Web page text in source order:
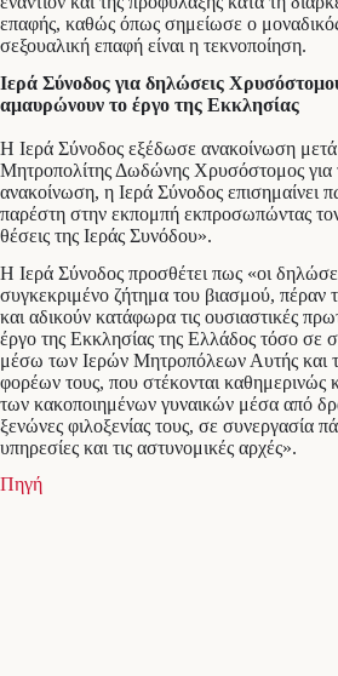
επαφής, καθώς όπως σημείωσε ο
σεξουαλική επαφή είναι η τεκνοποίηση.
Ιερά Σύνοδος για δηλώσεις
αμαυρώνουν το έργο της Εκκλησίας
Η Ιερά Σύνοδος εξέδωσε ανακοίνωση μετά
Μητροπολίτης Δωδώνης Χρυσόστομος για
ανακοίνωση, η Ιερά Σύνοδος επισημαίνει
παρέστη στην εκπομπή εκπροσωπώντας τον
θέσεις της Ιεράς Συνόδου».
H Ιερά Σύνοδος προσθέτει πως «οι
συγκεκριμένο ζήτημα του βιασμού,
και αδικούν κατάφωρα τις ουσιαστικές
έργο της Εκκλησίας της Ελλάδος τόσο σε
μέσω των Ιερών Μητροπόλεων Αυτής και
φορέων τους, που στέκονται καθημερινώς
των κακοποιημένων γυναικών μέσα από
ξενώνες φιλοξενίας τους, σε συνεργασία
υπηρεσίες και τις αστυνομικές αρχές».
Πηγή